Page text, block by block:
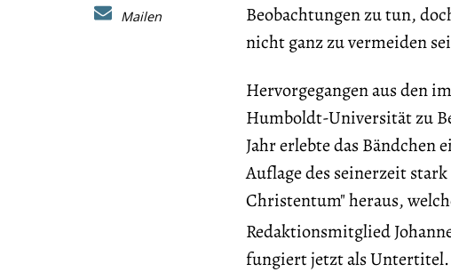
Beobachtungen zu tun,
nicht ganz zu vermeiden
Hervorgegangen aus den
Humboldt-Universität zu
Jahr erlebte das Bändchen
Auflage des seinerzeit
Christentum" heraus,
Redaktionsmitglied
fungiert jetzt als Untertitel.
Mailen